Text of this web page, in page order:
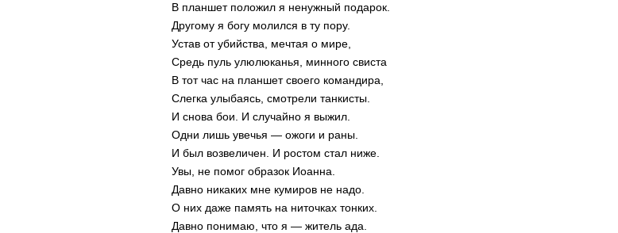
В планшет положил я ненужный подарок.
Другому я богу молился в ту пору.
Устав от убийства, мечтая о мире,
Средь пуль улюлюканья, минного свиста
В тот час на планшет своего командира,
Слегка улыбаясь, смотрели танкисты.
И снова бои. И случайно я выжил.
Одни лишь увечья — ожоги и раны.
И был возвеличен. И ростом стал ниже.
Увы, не помог образок Иоанна.
Давно никаких мне кумиров не надо.
О них даже память на ниточках тонких.
Давно понимаю, что я — житель ада.